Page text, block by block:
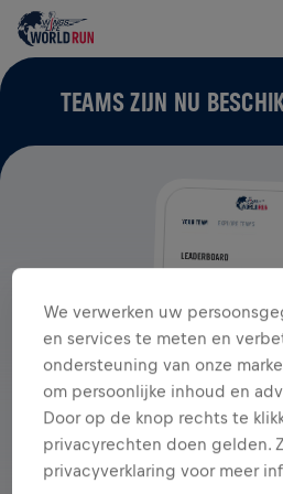
TEAMS ZIJN NU
We verwerken uw
en services te meten en
ondersteuning van onze
om persoonlijke inhoud en
Door op de knop rechts te
privacyrechten doen gelden.
privacyverklaring voor meer